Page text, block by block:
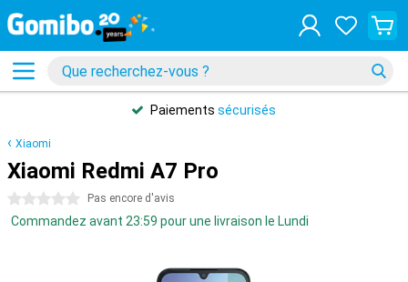
Paiements sécurisés
Xiaomi
Xiaomi Redmi A7 Pro
0 étoiles Pas encore d'avis
Commandez avant 23:59 pour une livraison le Lundi